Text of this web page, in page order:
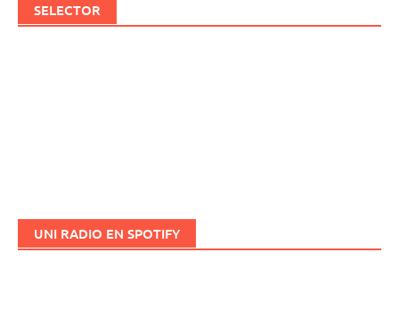
SELECTOR
UNI RADIO EN SPOTIFY